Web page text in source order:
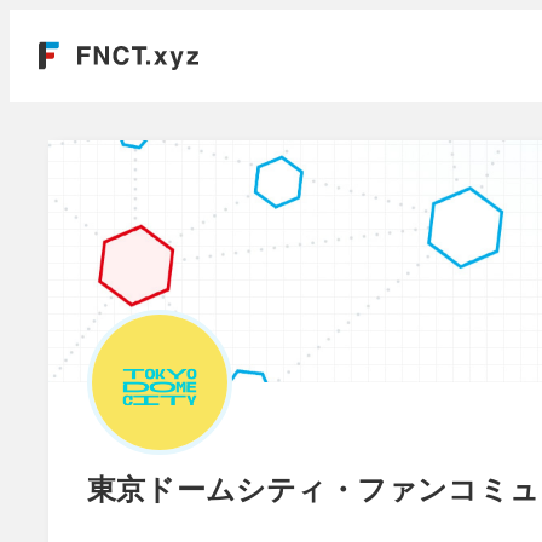
東京ドームシティ・ファンコミ